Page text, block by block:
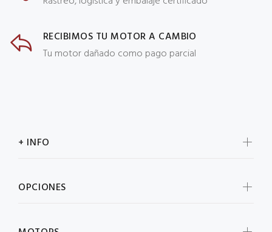
RECIBIMOS TU MOTOR A CAMBIO
Tu motor dañado como pago parcial
+ INFO
OPCIONES